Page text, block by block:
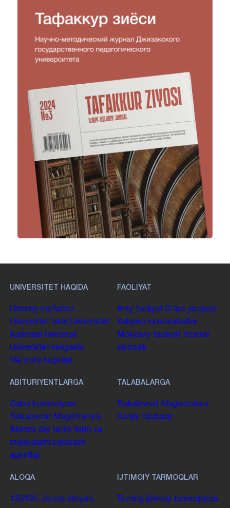
UNIVERSITET HAQIDA
Umumiy maʼlumot
Universitet tarixi Universitet
tuzilmasi
Rektorat
Universitet kengashi
Me'yoriy hujjatlar
FAOLIYAT
Ilmiy faoliyat Oʻquv jarayoni
Xalqaro munosabatlar
Moliyaviy faoliyat Yoshlar
siyosati
ABITURIYENTLARGA
Qabul komissiyasi
Bakalavriat Magistratura
Ikkinchi oliy taʼlim Bilim va
malakalarni baholash
agentligi
TALABALARGA
Bakalavriat Magistratura
Xorijiy talabalar
ALOQA
130100. Jizzax viloyati,
IJTIMOIY TARMOQLAR
Bizning ijtimoiy tarmoqlarda